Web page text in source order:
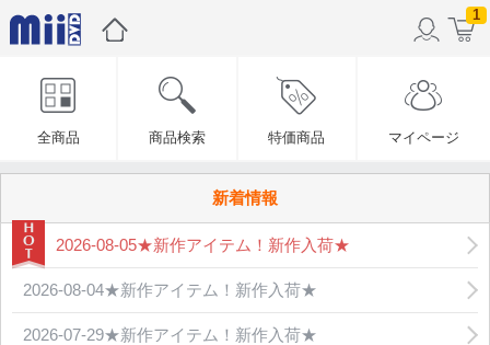
1
全商品 商品検索 特価商品 マイページ
新着情報
2026-08-05★新作アイテム！新作入荷★
2026-08-04★新作アイテム！新作入荷★
2026-07-29★新作アイテム！新作入荷★